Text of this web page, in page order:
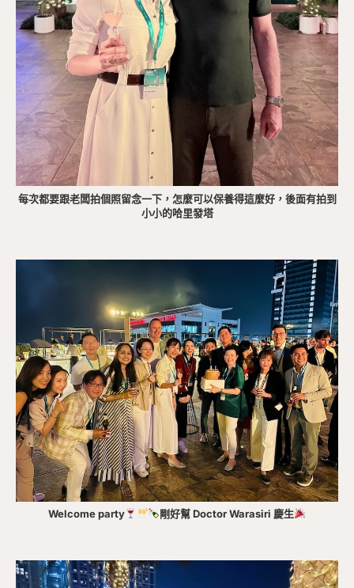
每次都要跟老闆拍個照留念一下，怎麼可以保養得這麼好，後面有拍到
小小的哈里發塔
Welcome party 剛好幫 Doctor Warasiri 慶生